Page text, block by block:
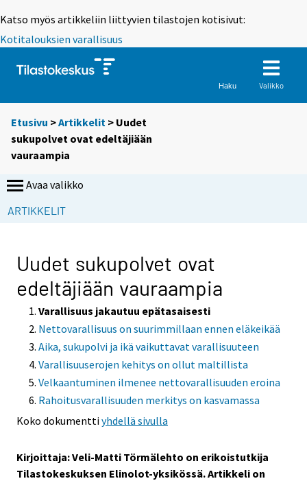
Katso myös artikkeliin liittyvien tilastojen kotisivut:
Kotitalouksien varallisuus
Haku Valikko
Etusivu >Artikkelit > Uudet
sukupolvet ovat edeltäjiään
vauraampia
Avaa valikko
ARTIKKELIT
Uudet sukupolvet ovat
edeltäjiään vauraampia
Varallisuus jakautuu epätasaisesti
Nettovarallisuus on suurimmillaan ennen eläkeikää
Aika, sukupolvi ja ikä vaikuttavat varallisuuteen
Varallisuuserojen kehitys on ollut maltillista
Velkaantuminen ilmenee nettovarallisuuden eroina
Rahoitusvarallisuuden merkitys on kasvamassa
Koko dokumenttiyhdellä sivulla
Kirjoittaja: Veli-Matti Törmälehto on erikoistutkija
Tilastokeskuksen Elinolot-yksikössä. Artikkeli on